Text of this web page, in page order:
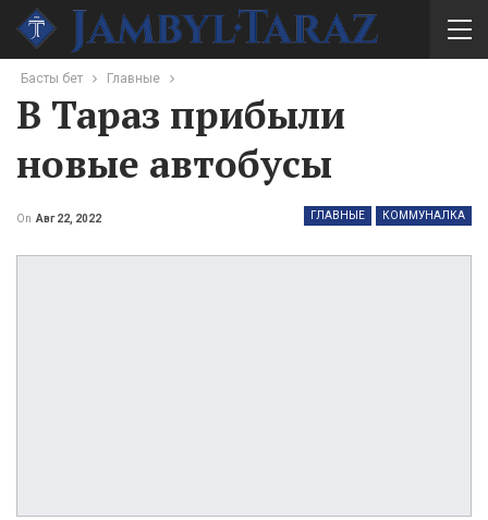
Басты бет Главные
В Тараз прибыли
новые автобусы
ГЛАВНЫЕ КОММУНАЛКА
On Авг 22, 2022